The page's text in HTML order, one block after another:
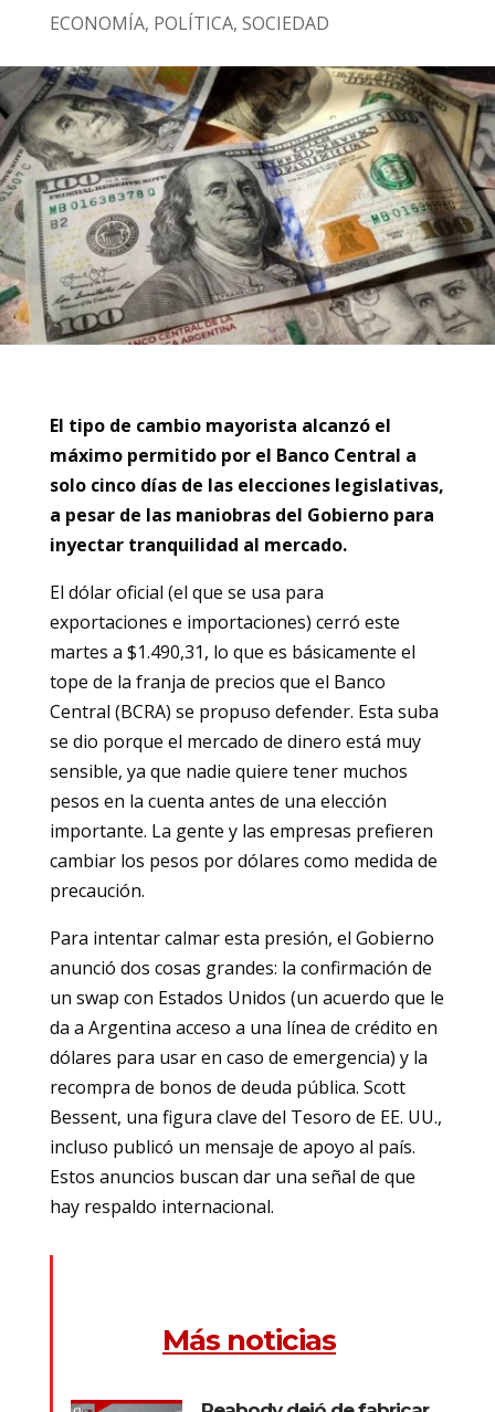
ECONOMÍA, POLÍTICA, SOCIEDAD
El tipo de cambio mayorista alcanzó el
máximo permitido por el Banco Central a
solo cinco días de las elecciones legislativas,
a pesar de las maniobras del Gobierno para
inyectar tranquilidad al mercado.
El dólar oficial (el que se usa para
exportaciones e importaciones) cerró este
martes a $1.490,31, lo que es básicamente el
tope de la franja de precios que el Banco
Central (BCRA) se propuso defender. Esta suba
se dio porque el mercado de dinero está muy
sensible, ya que nadie quiere tener muchos
pesos en la cuenta antes de una elección
importante. La gente y las empresas prefieren
cambiar los pesos por dólares como medida de
precaución.
Para intentar calmar esta presión, el Gobierno
anunció dos cosas grandes: la confirmación de
un swap con Estados Unidos (un acuerdo que le
da a Argentina acceso a una línea de crédito en
dólares para usar en caso de emergencia) y la
recompra de bonos de deuda pública. Scott
Bessent, una figura clave del Tesoro de EE. UU.,
incluso publicó un mensaje de apoyo al país.
Estos anuncios buscan dar una señal de que
hay respaldo internacional.
Más noticias